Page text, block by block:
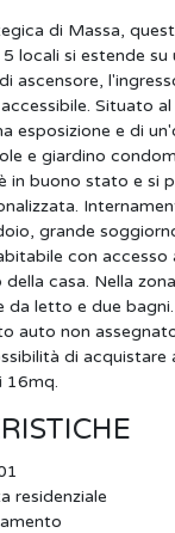
di Massa,
locali si estende su
ascensore,
Situato
esposizione e di
e giardino
in buono stato e si
grande
con accesso
casa. Nella
da letto e due
auto non
di acquistare
16mq.
residenziale